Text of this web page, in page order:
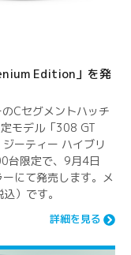
Edition」を発
Cセグメントハッチ
モデル「308 GT
ーティー ハイブリ
台限定で、9月4日
にて発売します。メ
）です。
詳細を見る